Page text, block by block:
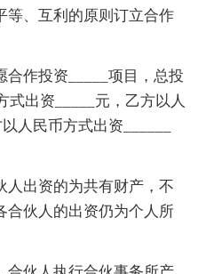
等、互利的原则订立合作
合作投资_____项目，总投
式出资_____元，乙方以人
人民币方式出资______
人出资的为共有财产，不
合伙人的出资仍为个人所